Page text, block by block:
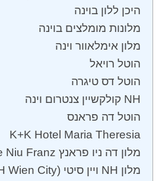
היכן ללון בוינה
מלונות מומלצים בוינה
מלון אימלאוור וינה
הוטל רויאל
הוטל דס טיגרה
NH קולקשיין צנטרום וינה
הוטל דה פראנס
K+K Hotel Maria Theresia
מלון דה ניו פראנץ De Niu Franz וינה